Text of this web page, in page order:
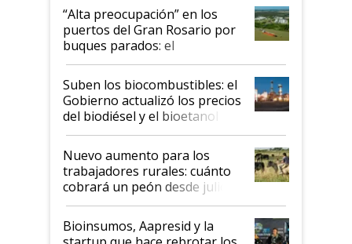
“Alta preocupación” en los
puertos del Gran Rosario por
buques parados: el
funcionamiento de las
exportadoras en tensión tras
la medida de fuerza de los
prácticos
Suben los biocombustibles: el
Gobierno actualizó los precios
del biodiésel y el bioetanol
Nuevo aumento para los
trabajadores rurales: cuánto
cobrará un peón desde julio
Bioinsumos, Aapresid y la